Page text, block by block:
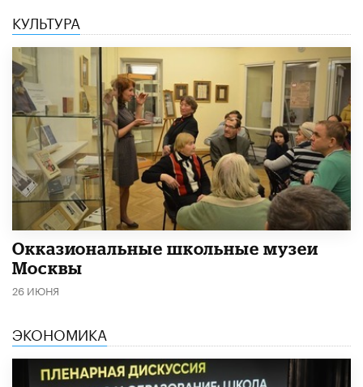
КУЛЬТУРА
​Окказиональные школьные музеи
Москвы
26 ИЮНЯ
ЭКОНОМИКА